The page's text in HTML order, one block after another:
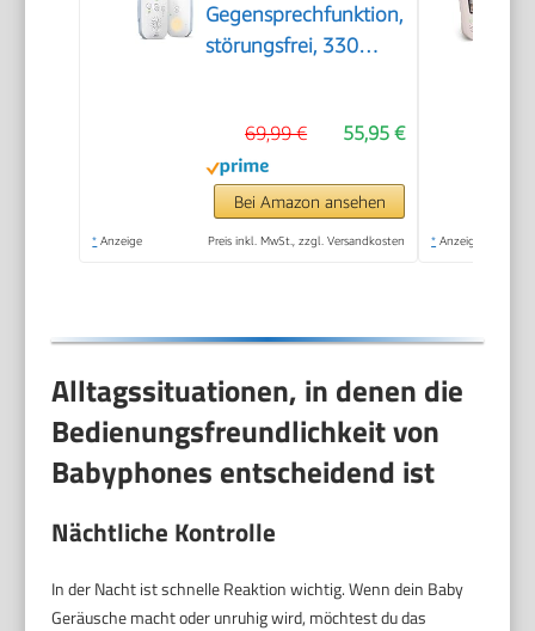
Gegensprechfunktion,
störungsfrei, 330
Smart ECO-Modus,
Nachtlicht,
SCD503/26
55,95 €
69,99 €
Bei Amazon ansehen
* Anzeige Preis inkl. MwSt., zzgl. Versandkosten * Anzeige
Alltagssituationen, in denen die
Bedienungsfreundlichkeit von
Babyphones entscheidend ist
Nächtliche Kontrolle
In der Nacht ist schnelle Reaktion wichtig. Wenn dein Baby
Geräusche macht oder unruhig wird, möchtest du das